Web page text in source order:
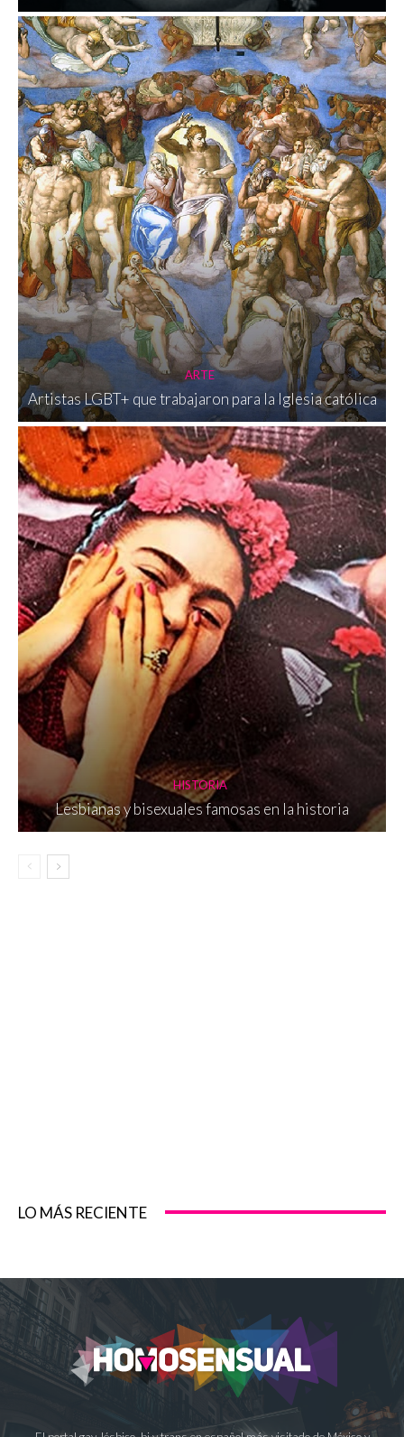
ARTE
Artistas LGBT+ que trabajaron para la Iglesia católica
HISTORIA
Lesbianas y bisexuales famosas en la historia
LO MÁS RECIENTE